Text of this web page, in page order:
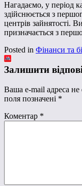
Нагадаємо, у період
здійснюється з
центрів зайнятості.
призначається з
Posted in Фінанси та
Залишити
Ваша e-mail адреса
поля позначені *
Коментар *